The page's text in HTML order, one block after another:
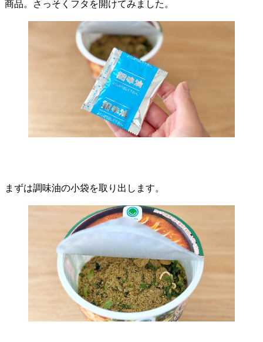
商品。さっそくフタを開けてみました。
まずは調味油の小袋を取り出します。